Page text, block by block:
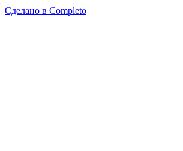
Сделано в Completo